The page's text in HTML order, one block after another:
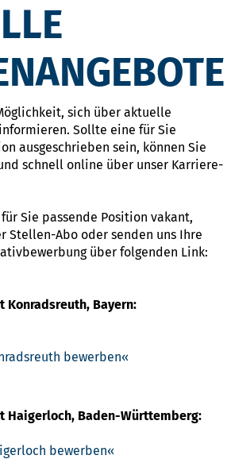
sich über aktuelle
Sollte eine für Sie
ausgeschrieben sein, können Sie
schnell online über unser Karriere-
Sie passende Position vakant,
Stellen-Abo oder senden uns Ihre
über folgenden Link:
Konradsreuth, Bayern:
bewerben
Haigerloch, Baden-Württemberg:
bewerben